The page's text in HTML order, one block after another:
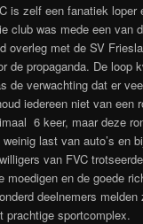
is zelf een fanatiek loper
club was mede een van
overleg met de SV
de propaganda. De loop
de verwachting dat er
iedereen niet van een
6 keer, maar deze
last van auto’s en
van FVC
moedigen en de goede
deelnemers
prachtige sportcomplex.